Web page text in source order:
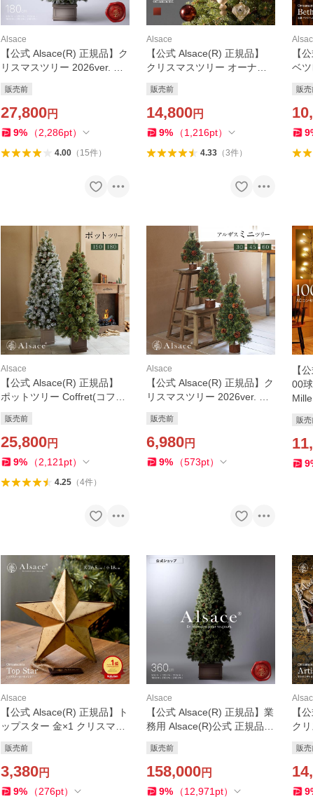
Alsace
【公式 Alsace(R) 正規品】ク
リスマスツリー 2026ver. ア
Neige ネージュ 120cm 150c
m 180cm 210cm 品質 樅 ド
イツトウヒ アルザス
販売前
27,800円
9% （2,286pt）
4.00（ 15件）
Alsace
【公式 Alsace(R) 正規品】
クリスマスツリー オーナメ
ラース・オーナメント Gem
me Ocre(ジェム・オークル
＝茶) 40p 他単品 柊
販売前
14,800円
9% （1,216pt）
4.33（3件）
【
ベツ
ナ
ア
ス
販売
9
Alsace
【公式 Alsace(R) 正規品】
ポットツリー Coffret(コフレ)
er. 150cm 180cm クリスマス
ツリー 樅 スノーツリー アル
ザスツリー
販売前
25,800円
9% （2,121 pt）
4.25（4件）
Alsace
【公式 Alsace(R) 正規品】ク
リスマスツリー 2026ver. ミ
アルザスツリー Joujou d'Als
ace ジュジュ・ダルザス 切
り株台座 樅 高級
販売前
6,980円
9% （573pt）
【
00
室内
販売
9
Alsace
【公式 Alsace(R) 正規品】ト
ップスター 金×1 クリスマス
プ アンティーク 柊 スチール
ゴールド 塗装 1p 金属製 ア
ルザス Alsace
販売前
3,380円
9% （276pt）
Alsace
【公式 Alsace(R) 正規品】業
務用 Alsace(R)公式 正規品
富な枝数 2026ver. 樅 高級 ド
イツトウヒ ツリー オーナメ
ント なし アルザス
販売前
158,000円
9% （12,971 pt）
【
ク
ナ
(ブ
u(
販売
9